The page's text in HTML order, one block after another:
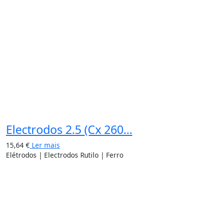
Electrodos 2.5 (Cx 260...
15,64 € Ler mais
Elétrodos | Electrodos Rutilo | Ferro